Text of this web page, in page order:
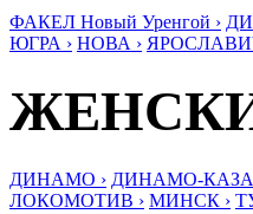
ФАКЕЛ Новый Уренгой ›
ЮГРА › НОВА ›
ДИНАМО › ДИНАМО-
ЛОКОМОТИВ › МИНСК ›